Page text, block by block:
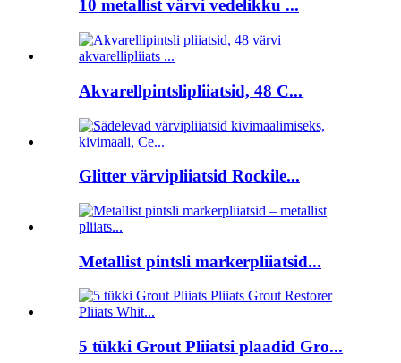
10 metallist värvi vedelikku ...
Akvarellpintslipliiatsid, 48 C...
Glitter värvipliiatsid Rockile...
Metallist pintsli markerpliiatsid...
5 tükki Grout Pliiatsi plaadid Gro...